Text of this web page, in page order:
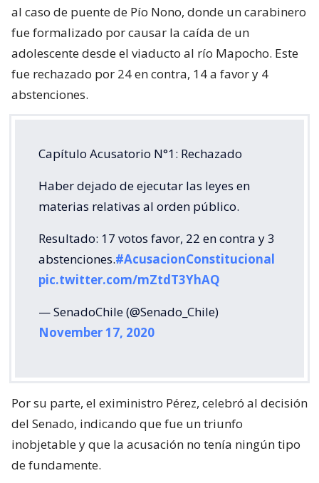
al caso de puente de Pío Nono, donde un carabinero
fue formalizado por causar la caída de un
adolescente desde el viaducto al río Mapocho. Este
fue rechazado por 24 en contra, 14 a favor y 4
abstenciones.
Capítulo Acusatorio N°1: Rechazado
Haber dejado de ejecutar las leyes en
materias relativas al orden público.
Resultado: 17 votos favor, 22 en contra y 3
abstenciones.#AcusacionConstitucional
pic.twitter.com/mZtdT3YhAQ
— SenadoChile (@Senado_Chile)
November 17, 2020
Por su parte, el exiministro Pérez, celebró al decisión
del Senado, indicando que fue un triunfo
inobjetable y que la acusación no tenía ningún tipo
de fundamente.